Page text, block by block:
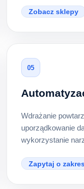
Zobacz sklepy
05
Wdrażanie
uporządkowanie
wykorzystanie
Zapytaj o zakres